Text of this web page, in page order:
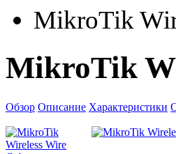
MikroTik
MikroTik
Обзор Описание Характеристики